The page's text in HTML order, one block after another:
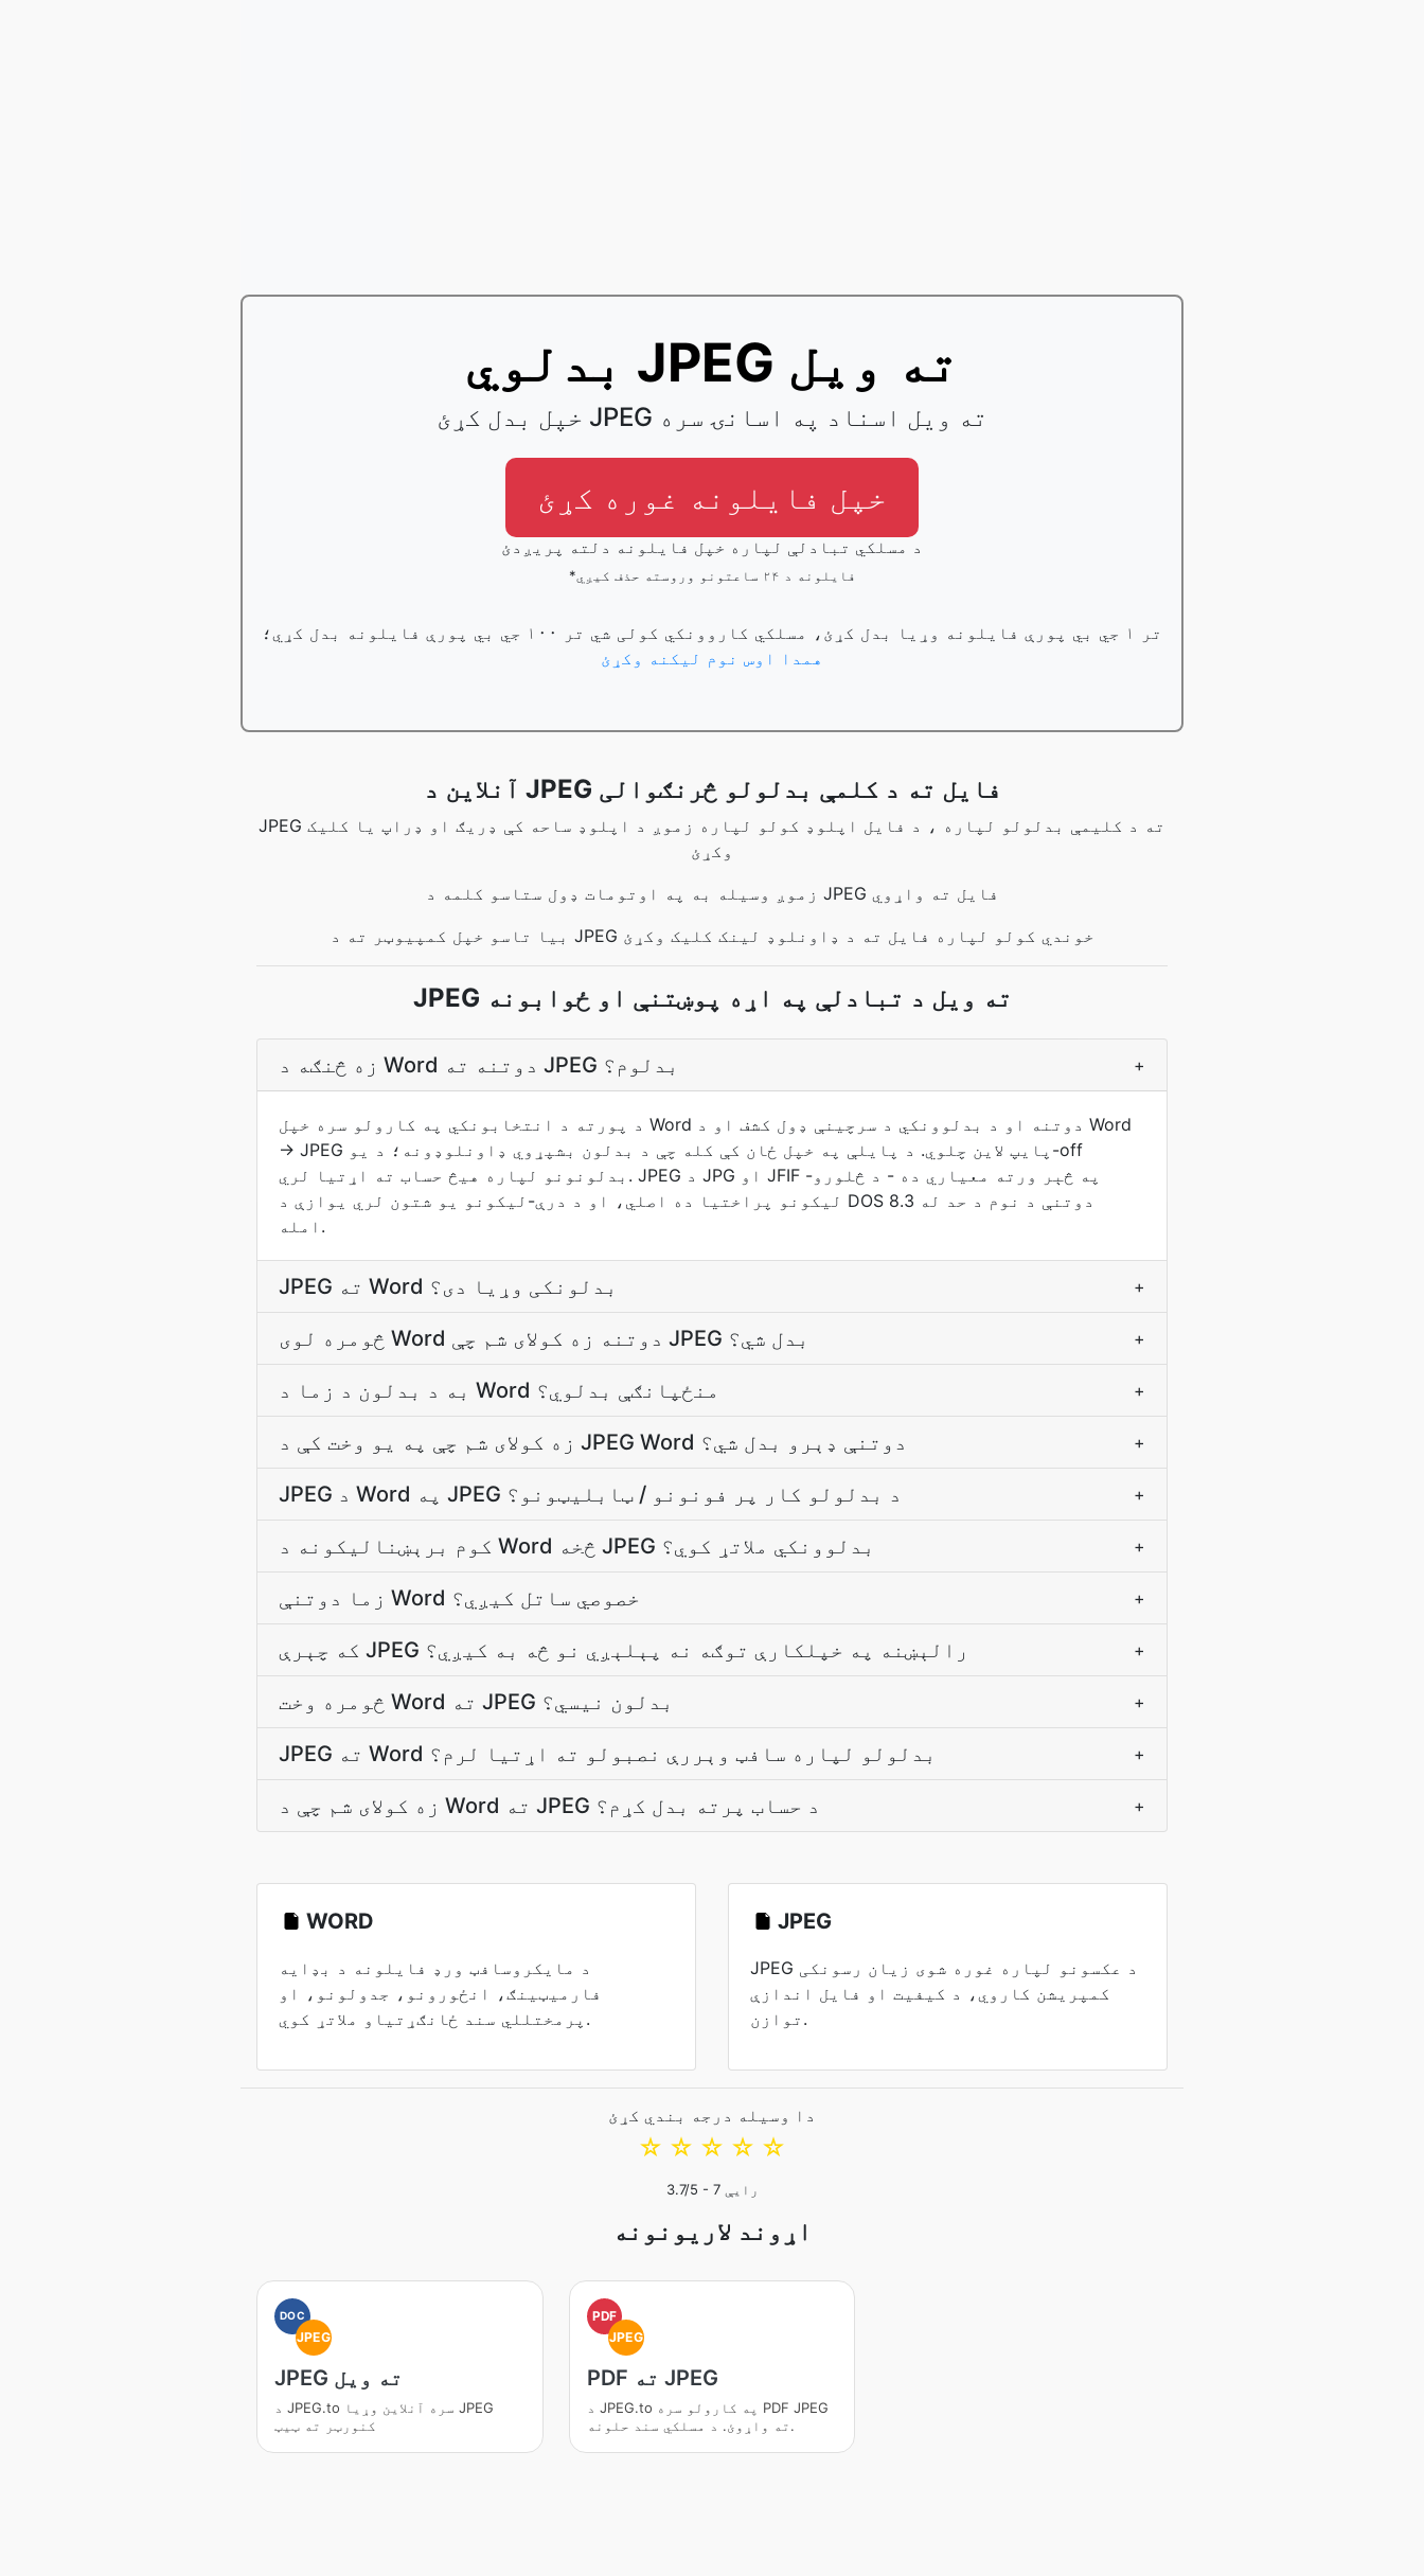
بدلوي JPEG ته ویل
خپل بدل کړئ JPEG ته ویل اسناد په اسانۍ سره
خپل فایلونه غوره کړئ
د مسلکي تبادلې لپاره خپل فایلونه دلته پریږدئ
*فایلونه د ۲۴ ساعتونو وروسته حذف کیږي
تر ۱ جي بي پورې فایلونه وړیا بدل کړئ، مسلکي کاروونکي کولی شي تر ۱۰۰ جي بي پورې فایلونه بدل کړي؛
همدا اوس نوم لیکنه وکړئ
آنلاین د JPEG فایل ته د کلمې بدلولو څرنګوالی
JPEG ته د کلیمې بدلولو لپاره ، د فایل اپلوډ کولو لپاره زموږ د اپلوډ ساحه کې ډریګ او ډراپ یا کلیک
وکړئ
زموږ وسیله به په اوتومات ډول ستاسو کلمه د JPEG فایل ته واړوي
بیا تاسو خپل کمپیوټر ته د JPEG خوندي کولو لپاره فایل ته د ډاونلوډ لینک کلیک وکړئ
JPEG ته ویل د تبادلې په اړه پوښتنې او ځوابونه
زه څنګه د Word دوتنه ته JPEG بدلوم؟ +
د پورته د انتخابونکي په کارولو سره خپل Word دوتنه او د بدلوونکي د سرچینې ډول کشف او د Word
→ JPEG پایپ لاین چلوي. د پایلې په خپل ځان کې کله چې د بدلون بشپړوي ډاونلوډونه؛ د یو-off
بدلونونو لپاره هیڅ حساب ته اړتيا لري. JPEG د JPG او JFIF په څېر ورته معياري ده - د څلورو-
ليکونو پراختيا ده اصلي، او د درې-ليکونو يو شتون لري يوازې د DOS 8.3 دوتنې د نوم د حد له
امله.
JPEG ته Word بدلونکی وړیا دی؟ +
څومره لوی Word دوتنه زه کولای شم چې JPEG بدل شي؟ +
به د بدلون د زما د Word منځپانګې بدلوي؟ +
زه کولای شم چې په يو وخت کې د JPEG Word دوتنې ډېرو بدل شي؟ +
JPEG د Word په JPEG د بدلولو کار پر فونونو / ټابلیټونو؟ +
کوم برېښنالیکونه د Word څخه JPEG بدلوونکي ملاتړ کوي؟ +
زما دوتنې Word خصوصي ساتل کيږي؟ +
که چېرې JPEG رالېښنه په خپلکارې توګه نه پېلېږي نو څه به کيږي؟ +
څومره وخت Word ته JPEG بدلون نیسي؟ +
JPEG ته Word بدلولو لپاره سافټ وېررې نصبولو ته اړتيا لرم؟ +
زه کولای شم چې د Word ته JPEG د حساب پرته بدل کړم؟ +
WORD
د مایکروسافټ ورډ فایلونه د بډایه
فارمیټینګ، انځورونو، جدولونو، او
پرمختللي سند ځانګړتیاو ملاتړ کوي.
JPEG
JPEG د عکسونو لپاره غوره شوی زیان رسونکی
کمپریشن کاروي، د کیفیت او فایل اندازې
توازن.
دا وسیله درجه بندي کړئ
☆
☆
☆
☆
☆
3.7/5 - 7 رایې
اړوند لاریونونه
DOC
JPEG
JPEG ته ویل
د JPEG.to سره آنلاین وړیا JPEG
کنورټر ته ټیټ
PDF
JPEG
PDF ته JPEG
د JPEG.to په کارولو سره PDF JPEG
ته واړوئ. د مسلکي سند حلونه.